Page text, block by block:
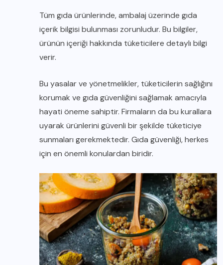
Tüm gıda ürünlerinde, ambalaj üzerinde gıda
içerik bilgisi bulunması zorunludur. Bu bilgiler,
ürünün içeriği hakkında tüketicilere detaylı bilgi
verir.
Bu yasalar ve yönetmelikler, tüketicilerin sağlığını
korumak ve gıda güvenliğini sağlamak amacıyla
hayati öneme sahiptir. Firmaların da bu kurallara
uyarak ürünlerini güvenli bir şekilde tüketiciye
sunmaları gerekmektedir. Gıda güvenliği, herkes
için en önemli konulardan biridir.